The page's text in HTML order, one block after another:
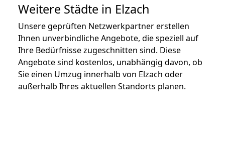
Weitere Städte in Elzach
Unsere geprüften Netzwerkpartner erstellen
Ihnen unverbindliche Angebote, die speziell auf
Ihre Bedürfnisse zugeschnitten sind. Diese
Angebote sind kostenlos, unabhängig davon, ob
Sie einen Umzug innerhalb von Elzach oder
außerhalb Ihres aktuellen Standorts planen.